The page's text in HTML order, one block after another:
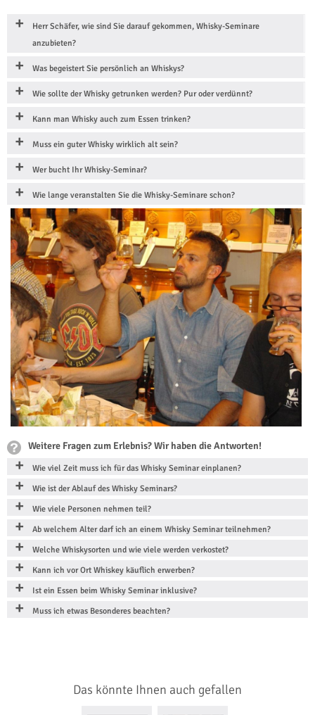
Herr Schäfer, wie sind Sie darauf gekommen, Whisky-Seminare
anzubieten?
Was begeistert Sie persönlich an Whiskys?
Wie sollte der Whisky getrunken werden? Pur oder verdünnt?
Kann man Whisky auch zum Essen trinken?
Muss ein guter Whisky wirklich alt sein?
Wer bucht Ihr Whisky-Seminar?
Wie lange veranstalten Sie die Whisky-Seminare schon?
Weitere Fragen zum Erlebnis? Wir haben die Antworten!
Wie viel Zeit muss ich für das Whisky Seminar einplanen?
Wie ist der Ablauf des Whisky Seminars?
Wie viele Personen nehmen teil?
Ab welchem Alter darf ich an einem Whisky Seminar teilnehmen?
Welche Whiskysorten und wie viele werden verkostet?
Kann ich vor Ort Whiskey käuflich erwerben?
Ist ein Essen beim Whisky Seminar inklusive?
Muss ich etwas Besonderes beachten?
Das könnte Ihnen auch gefallen